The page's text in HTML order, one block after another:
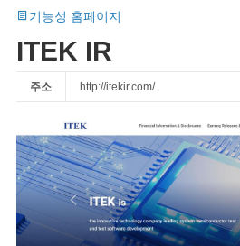
기능성 홈페이지
ITEK IR
주소 http://itekir.com/